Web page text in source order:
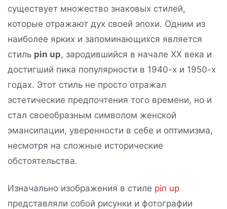
существует множество знаковых стилей,
которые отражают дух своей эпохи. Одним из
наиболее ярких и запоминающихся является
стиль pin up, зародившийся в начале XX века и
достигший пика популярности в 1940-х и 1950-х
годах. Этот стиль не просто отражал
эстетические предпочтения того времени, но и
стал своеобразным символом женской
эмансипации, уверенности в себе и оптимизма,
несмотря на сложные исторические
обстоятельства.
Изначально изображения в стиле pin up
представляли собой рисунки и фотографии